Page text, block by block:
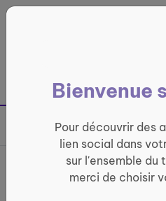
France entière
Bienvenue
Pour découvrir des
lien social dans
sur l'ensemble du
merci de choisir
Partager sur
Connaissance
Panneau de gestion des